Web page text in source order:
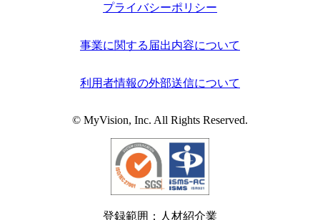
プライバシーポリシー
事業に関する届出内容について
利用者情報の外部送信について
© MyVision, Inc. All Rights Reserved.
登録範囲：人材紹介業